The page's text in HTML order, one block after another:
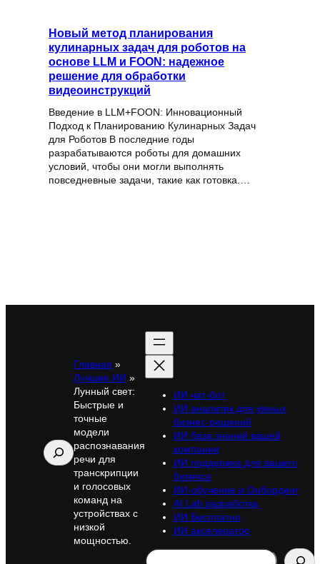
Новый метод планирования
кулинарных задач для роботов на
основе LLM и FOON: надежное
решение для обработки
видеоинструкций
Введение в LLM+FOON: Инновационный
Подход к Планированию Кулинарных Задач
для Роботов В последние годы
разрабатываются роботы для домашних
условий, чтобы они могли выполнять
повседневные задачи, такие как готовка.…
Поиск
Главная »
Лучшие ИИ »
Лунный свет:
Быстрые и
точные
модели
распознавания
речи для
транскрипции
и голосовых
команд на
устройствах с
низкой
мощностью.
ИИ чат-бот
ИИ аналитик для умных
бизнес-решений
ИИ база знаний вашей
компании
ИИ поддержка для вашего
бизнеса
ИИ-обучение и Онбординг
AI Lab разработка
ИИ Бесплатно
ИИ акселератор
Search